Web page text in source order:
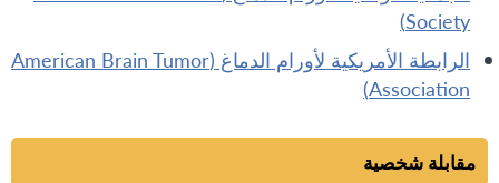
Society)
الرابطة الأمريكية لأورام الدماغ (American Brain Tumor
Association)
مقابلة شخصية